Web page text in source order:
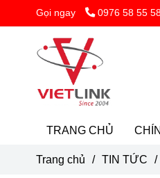
Gọi ngay 0976 58 55
TRANG CHỦ
Trang chủ / TIN TỨC /